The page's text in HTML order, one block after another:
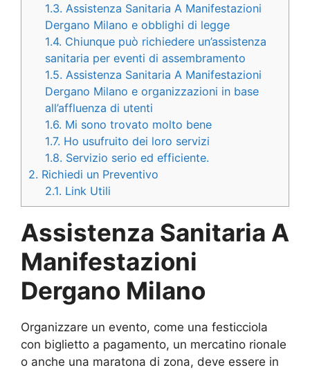
1.3. Assistenza Sanitaria A Manifestazioni
Dergano Milano e obblighi di legge
1.4. Chiunque può richiedere un’assistenza
sanitaria per eventi di assembramento
1.5. Assistenza Sanitaria A Manifestazioni
Dergano Milano e organizzazioni in base
all’affluenza di utenti
1.6. Mi sono trovato molto bene
1.7. Ho usufruito dei loro servizi
1.8. Servizio serio ed efficiente.
2. Richiedi un Preventivo
2.1. Link Utili
Assistenza Sanitaria A
Manifestazioni
Dergano Milano
Organizzare un evento, come una festicciola
con biglietto a pagamento, un mercatino rionale
o anche una maratona di zona, deve essere in